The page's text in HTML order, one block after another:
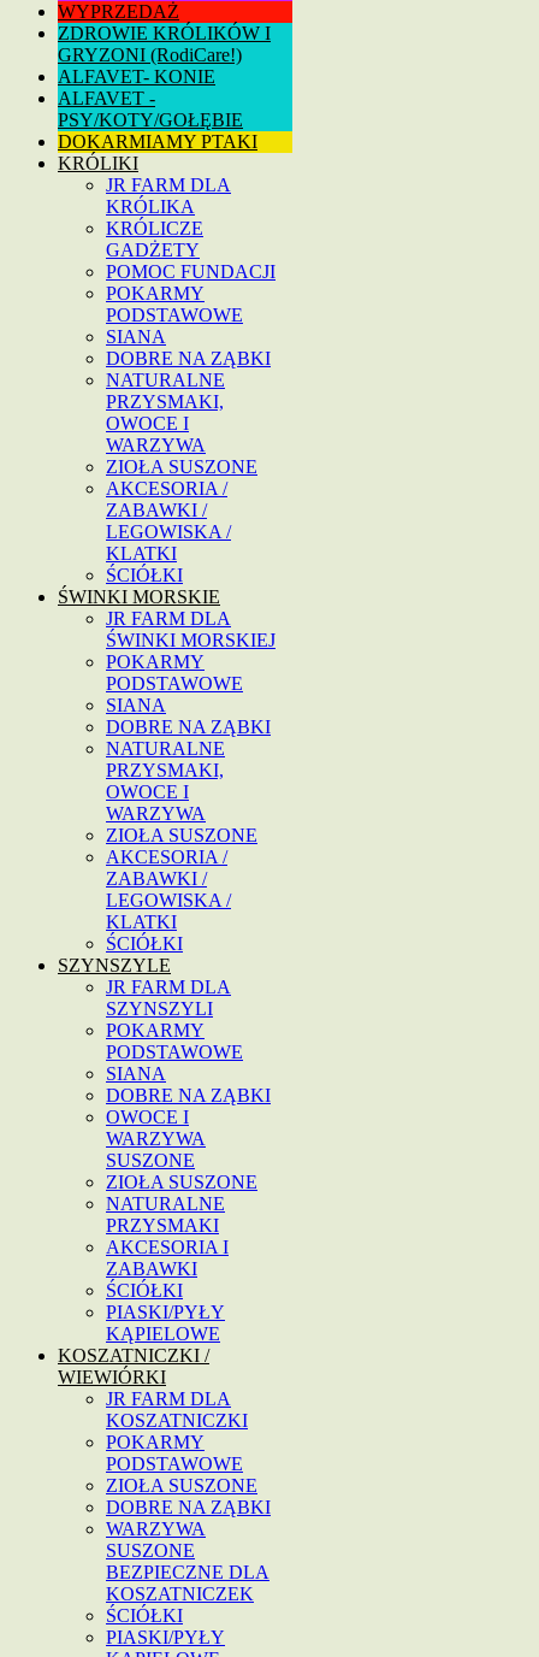
WYPRZEDAŻ
ZDROWIE KRÓLIKÓW I
GRYZONI (RodiCare!)
ALFAVET- KONIE
ALFAVET -
PSY/KOTY/GOŁĘBIE
DOKARMIAMY PTAKI
KRÓLIKI
JR FARM DLA
KRÓLIKA
KRÓLICZE
GADŻETY
POMOC FUNDACJI
POKARMY
PODSTAWOWE
SIANA
DOBRE NA ZĄBKI
NATURALNE
PRZYSMAKI,
OWOCE I
WARZYWA
ZIOŁA SUSZONE
AKCESORIA /
ZABAWKI /
LEGOWISKA /
KLATKI
ŚCIÓŁKI
ŚWINKI MORSKIE
JR FARM DLA
ŚWINKI MORSKIEJ
POKARMY
PODSTAWOWE
SIANA
DOBRE NA ZĄBKI
NATURALNE
PRZYSMAKI,
OWOCE I
WARZYWA
ZIOŁA SUSZONE
AKCESORIA /
ZABAWKI /
LEGOWISKA /
KLATKI
ŚCIÓŁKI
SZYNSZYLE
JR FARM DLA
SZYNSZYLI
POKARMY
PODSTAWOWE
SIANA
DOBRE NA ZĄBKI
OWOCE I
WARZYWA
SUSZONE
ZIOŁA SUSZONE
NATURALNE
PRZYSMAKI
AKCESORIA I
ZABAWKI
ŚCIÓŁKI
PIASKI/PYŁY
KĄPIELOWE
KOSZATNICZKI /
WIEWIÓRKI
JR FARM DLA
KOSZATNICZKI
POKARMY
PODSTAWOWE
ZIOŁA SUSZONE
DOBRE NA ZĄBKI
WARZYWA
SUSZONE
BEZPIECZNE DLA
KOSZATNICZEK
ŚCIÓŁKI
PIASKI/PYŁY